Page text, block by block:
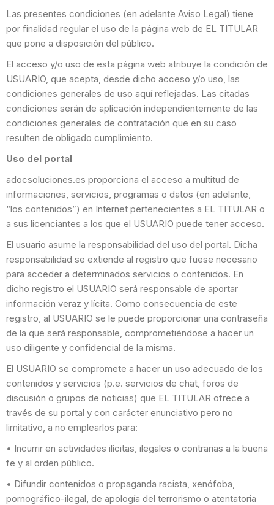
Las presentes condiciones (en adelante Aviso Legal) tiene
por finalidad regular el uso de la página web de EL TITULAR
que pone a disposición del público.
El acceso y/o uso de esta página web atribuye la condición de
USUARIO, que acepta, desde dicho acceso y/o uso, las
condiciones generales de uso aquí reflejadas. Las citadas
condiciones serán de aplicación independientemente de las
condiciones generales de contratación que en su caso
resulten de obligado cumplimiento.
Uso del portal
adocsoluciones.es proporciona el acceso a multitud de
informaciones, servicios, programas o datos (en adelante,
“los contenidos”) en Internet pertenecientes a EL TITULAR o
a sus licenciantes a los que el USUARIO puede tener acceso.
El usuario asume la responsabilidad del uso del portal. Dicha
responsabilidad se extiende al registro que fuese necesario
para acceder a determinados servicios o contenidos. En
dicho registro el USUARIO será responsable de aportar
información veraz y lícita. Como consecuencia de este
registro, al USUARIO se le puede proporcionar una contraseña
de la que será responsable, comprometiéndose a hacer un
uso diligente y confidencial de la misma.
El USUARIO se compromete a hacer un uso adecuado de los
contenidos y servicios (p.e. servicios de chat, foros de
discusión o grupos de noticias) que EL TITULAR ofrece a
través de su portal y con carácter enunciativo pero no
limitativo, a no emplearlos para:
• Incurrir en actividades ilícitas, ilegales o contrarias a la buena
fe y al orden público.
• Difundir contenidos o propaganda racista, xenófoba,
pornográfico-ilegal, de apología del terrorismo o atentatoria